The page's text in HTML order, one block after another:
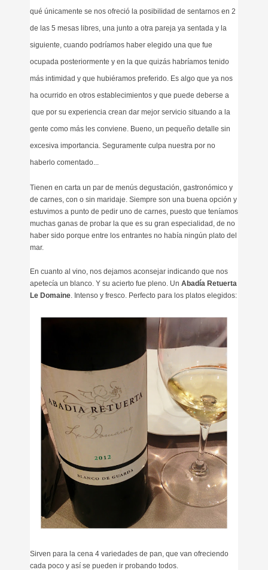
qué únicamente se nos ofreció la posibilidad de sentarnos en 2
de las 5 mesas libres, una junto a otra pareja ya sentada y la
siguiente, cuando podríamos haber elegido una que fue
ocupada posteriormente y en la que quizás habríamos tenido
más intimidad y que hubiéramos preferido. Es algo que ya nos
ha ocurrido en otros establecimientos y que puede deberse a
que por su experiencia crean dar mejor servicio situando a la
gente como más les conviene. Bueno, un pequeño detalle sin
excesiva importancia. Seguramente culpa nuestra por no
haberlo comentado...
Tienen en carta un par de menús degustación, gastronómico y
de carnes, con o sin maridaje. Siempre son una buena opción y
estuvimos a punto de pedir uno de carnes, puesto que teníamos
muchas ganas de probar la que es su gran especialidad, de no
haber sido porque entre los entrantes no había ningún plato del
mar.
En cuanto al vino, nos dejamos aconsejar indicando que nos
apetecía un blanco. Y su acierto fue pleno. Un Abadía Retuerta
Le Domaine. Intenso y fresco. Perfecto para los platos elegidos:
Sirven para la cena 4 variedades de pan, que van ofreciendo
cada poco y así se pueden ir probando todos.